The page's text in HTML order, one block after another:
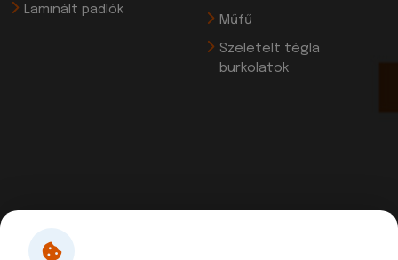
Laminált padlók
Műfű
Szeletelt tégla
burkolatok